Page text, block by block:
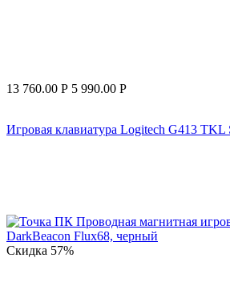
13 760.00 Р 5 990.00 Р
Игровая клавиатура Logitech G413 TKL
Скидка 57%